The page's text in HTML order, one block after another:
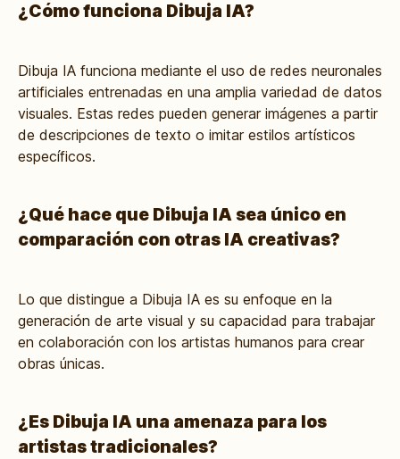
¿Cómo funciona Dibuja IA?
Dibuja IA funciona mediante el uso de redes neuronales
artificiales entrenadas en una amplia variedad de datos
visuales. Estas redes pueden generar imágenes a partir
de descripciones de texto o imitar estilos artísticos
específicos.
¿Qué hace que Dibuja IA sea único en
comparación con otras IA creativas?
Lo que distingue a Dibuja IA es su enfoque en la
generación de arte visual y su capacidad para trabajar
en colaboración con los artistas humanos para crear
obras únicas.
¿Es Dibuja IA una amenaza para los
artistas tradicionales?